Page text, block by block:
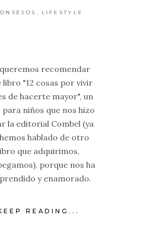
, LIFESTYLE
recomendar
libro "12 cosas por vivir
de hacerte mayor", un
niños que nos hizo
la editorial Combel (ya
hablado de otro
que adquirimos,
porque nos ha
y enamorado.
READING...